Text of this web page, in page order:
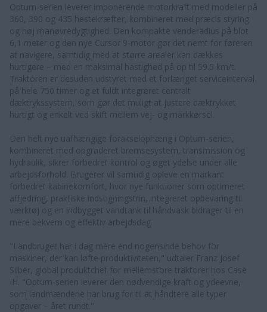
Optum-serien leverer imponerende motorkraft med modeller på
360, 390 og 435 hestekræfter, kombineret med præcis styring
og høj manøvredygtighed. Den kompakte venderadius på blot
6,1 meter og den nye Cursor 9-motor gør det nemt for føreren
at navigere, samtidig med at større arealer kan dækkes
hurtigere – med en maksimal hastighed på op til 59.5 km/t.
Traktoren er desuden udstyret med et forlænget serviceinterval
på hele 750 timer og et fuldt integreret centralt
dæktrykssystem, som gør det muligt at justere dæktrykket
hurtigt og enkelt ved skift mellem vej- og markkørsel.
Den helt nye uafhængige forakselophæng i Optum-serien,
kombineret med opgraderet bremsesystem, transmission og
hydraulik, sikrer forbedret kontrol og øget ydelse under alle
arbejdsforhold. Brugerer vil samtidig opleve en markant
forbedret kabinekomfort, hvor nye funktioner som optimeret
affjedring, praktiske indstigningstrin, integreret opbevaring til
værktøj og en indbygget vandtank til håndvask bidrager til en
mere bekvem og effektiv arbejdsdag.
"Landbruget har i dag mere end nogensinde behov for
maskiner, der kan løfte produktiviteten," udtaler Franz Josef
Silber, global produktchef for mellemstore traktorer hos Case
IH. "Optum-serien leverer den nødvendige kraft og ydeevne,
som landmændene har brug for til at håndtere alle typer
opgaver – året rundt."